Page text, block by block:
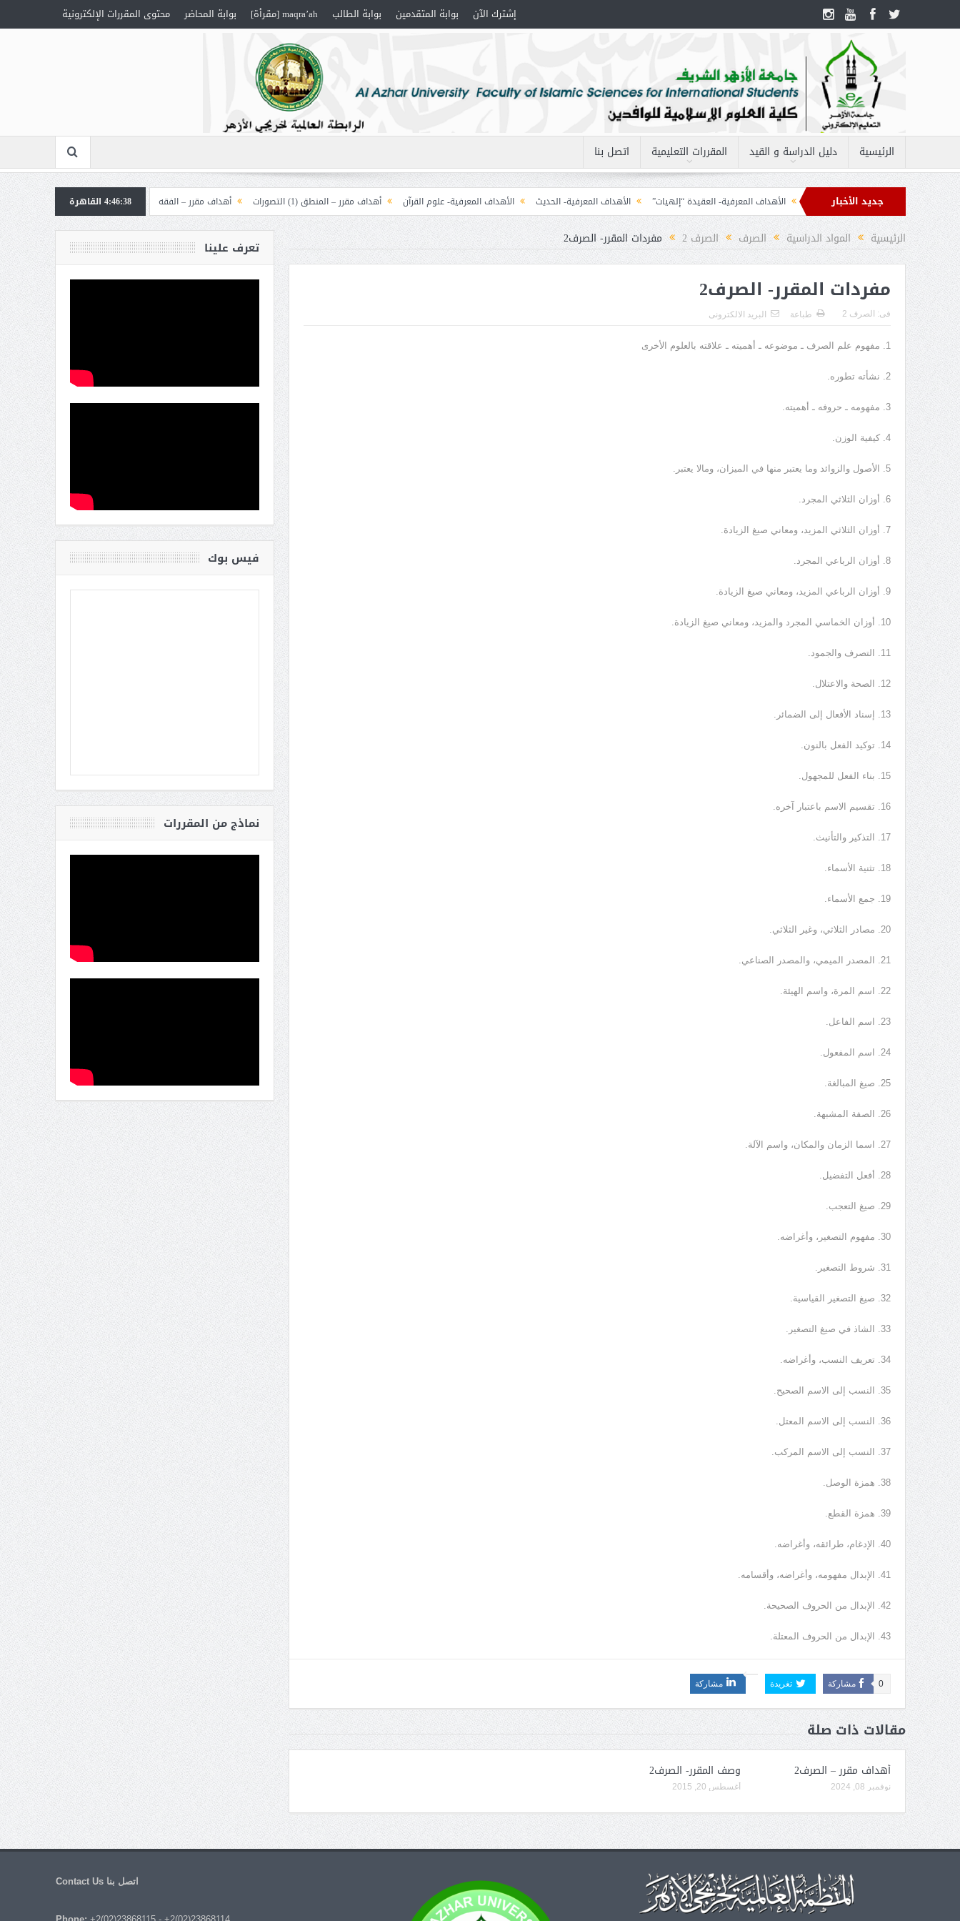
إشترك الآن بوابة المتقدمين بوابة الطالب maqra’ah [مقرأة] بوابة المحاضر محتوى المقررات الإلكترونية
الرئيسية دليل الدراسة و القيد المقررات التعليمية اتصل بنا
جديد الأخبار
مفردات مقرر – الحاسب الآلى 2 الأهداف المعرفية- العقيدة “إلهيات” الأهداف المعرفية- الحديث الأهداف المعرفية- علوم القرآن أهداف مقرر – المنطق (1) التصورات أهداف مقرر – الفقه 1
أهداف مقرر – العقيدة “إلهيات”
2
4:46:38 القاهرة
الرئيسية المواد الدراسية الصرف الصرف 2 مفردات المقرر- الصرف2
مفردات المقرر- الصرف2
فى: الصرف 2 طباعة البريد الالكترونى
1. مفهوم علم الصرف ـ موضوعه ـ أهميته ـ علاقته بالعلوم الأخرى
2. نشأته تطوره.
3. مفهومه ـ حروفه ـ أهميته.
4. كيفية الوزن.
5. الأصول والزوائد وما يعتبر منها في الميزان، ومالا يعتبر.
6. أوزان الثلاثي المجرد.
7. أوزان الثلاثي المزيد، ومعاني صيغ الزيادة.
8. أوزان الرباعي المجرد.
9. أوزان الرباعي المزيد، ومعاني صيغ الزيادة.
10. أوزان الخماسي المجرد والمزيد، ومعاني صيغ الزيادة.
11. التصرف والجمود.
12. الصحة والاعتلال.
13. إسناد الأفعال إلى الضمائر.
14. توكيد الفعل بالنون.
15. بناء الفعل للمجهول.
16. تقسيم الاسم باعتبار آخره.
17. التذكير والتأنيث.
18. تثنية الأسماء.
19. جمع الأسماء.
20. مصادر الثلاثي، وغير الثلاثي.
21. المصدر الميمي، والمصدر الصناعي.
22. اسم المرة، واسم الهيئة.
23. اسم الفاعل.
24. اسم المفعول.
25. صيغ المبالغة.
26. الصفة المشبهة.
27. اسما الزمان والمكان، واسم الآلة.
28. أفعل التفضيل.
29. صيغ التعجب.
30. مفهوم التصغير، وأغراضه.
31. شروط التصغير.
32. صيغ التصغير القياسية.
33. الشاذ في صيغ التصغير.
34. تعريف النسب، وأغراضه.
35. النسب إلى الاسم الصحيح.
36. النسب إلى الاسم المعتل.
37. النسب إلى الاسم المركب.
38. همزة الوصل.
39. همزة القطع.
40. الإدغام، طرائقه، وأغراضه.
41. الإبدال مفهومه، وأغراضه، وأقسامه.
42. الإبدال من الحروف الصحيحة.
43. الإبدال من الحروف المعتلة.
مشاركة 0 تغريدة مشاركة
مقالات ذات صلة
أهداف مقرر – الصرف2
نوفمبر 08, 2024
وصف المقرر- الصرف2
أغسطس 20, 2015
تعرف علينا
فيس بوك
نماذج من المقررات
اتصل بنا Contact Us